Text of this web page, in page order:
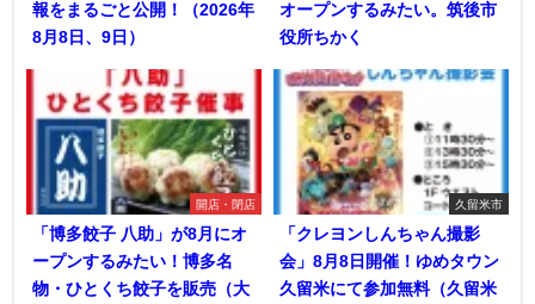
報をまるごと公開！（2026年
8月8日、9日）
オープンするみたい。筑後市
役所ちかく
開店・閉店
「博多餃子 八助」が8月にオ
ープンするみたい！博多名
物・ひとくち餃子を販売（大
久留米市
「クレヨンしんちゃん撮影
会」8月8日開催！ゆめタウン
久留米にて参加無料（久留米